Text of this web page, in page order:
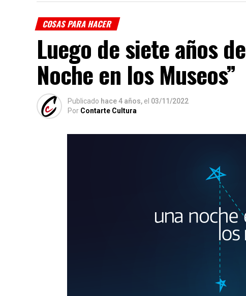
COSAS PARA HACER
Luego de siete años
Noche en los Museos”
Publicado hace 4 años, el 03/11/2022
Por Contarte Cultura